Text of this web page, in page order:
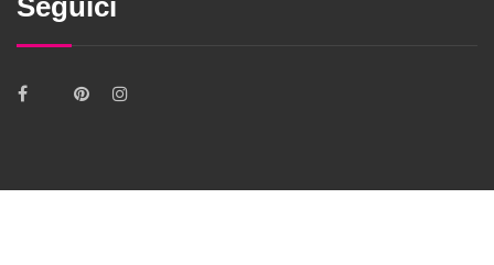
Seguici